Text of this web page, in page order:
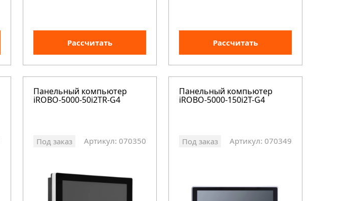
Рассчитать Рассчитать
Панельный компьютер
iROBO-5000-50i2TR-G4
Под заказ Артикул: 070350
Панельный компьютер
iROBO-5000-150i2T-G4
Под заказ Артикул: 070349